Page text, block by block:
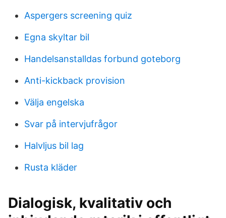
Aspergers screening quiz
Egna skyltar bil
Handelsanstalldas forbund goteborg
Anti-kickback provision
Välja engelska
Svar på intervjufrågor
Halvljus bil lag
Rusta kläder
Dialogisk, kvalitativ och